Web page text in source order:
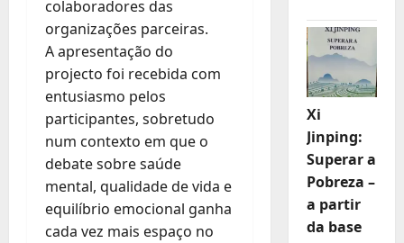
colaboradores das
organizações parceiras.
A apresentação do
projecto foi recebida com
entusiasmo pelos
participantes, sobretudo
num contexto em que o
debate sobre saúde
mental, qualidade de vida e
equilíbrio emocional ganha
cada vez mais espaço no
Xi
Jinping:
Superar a
Pobreza –
a partir
da base